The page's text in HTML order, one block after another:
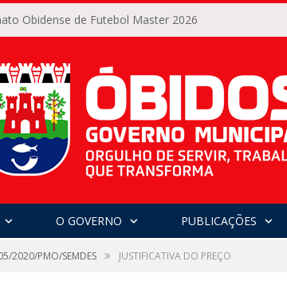
Obidense de Futebol Master 2026
O GOVERNO PUBLICAÇÕES
2020/PMO/SEMDES » JUSTIFICATIVA DO PREÇO